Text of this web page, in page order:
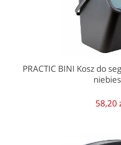
PRACTIC BINI Kosz do
58,20